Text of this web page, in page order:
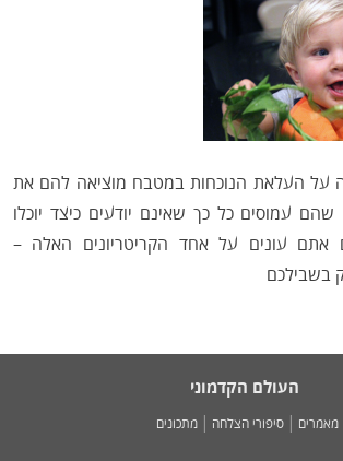
על העלאת הנוכחות במטבח מוציאה להם את
עמוסים כל כך שאינם יודעים כיצד יוכלו
עונים על אחד הקריטריונים האלה –
בשבילכם
העולם הקדמוני
מאמרים סיפורי הצלחה מתכונים